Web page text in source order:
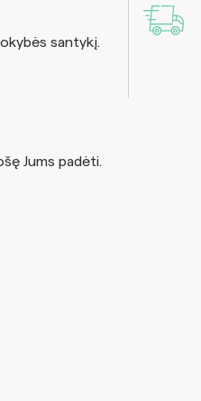
santykį.
Jums padėti.